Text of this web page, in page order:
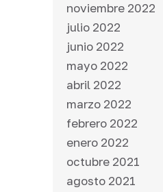
noviembre 2022
julio 2022
junio 2022
mayo 2022
abril 2022
marzo 2022
febrero 2022
enero 2022
octubre 2021
agosto 2021